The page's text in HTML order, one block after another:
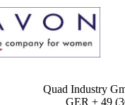
Quad Industry
GER + 49